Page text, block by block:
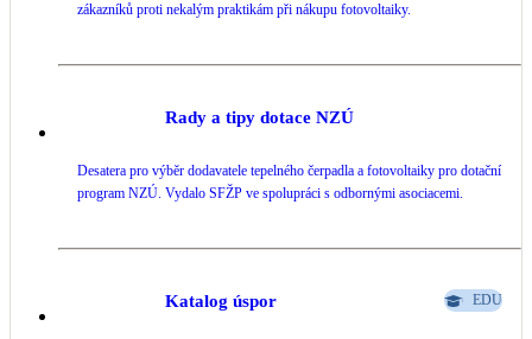
zákazníků proti nekalým praktikám při nákupu fotovoltaiky.
Rady a tipy dotace NZÚ
Desatera pro výběr dodavatele tepelného čerpadla a fotovoltaiky pro dotační
program NZÚ. Vydalo SFŽP ve spolupráci s odbornými asociacemi.
Katalog úspor EDU